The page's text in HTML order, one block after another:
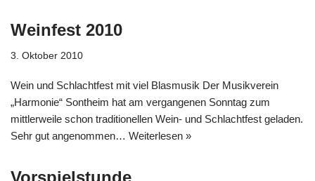
Weinfest 2010
3. Oktober 2010
Wein und Schlachtfest mit viel Blasmusik Der Musikverein
„Harmonie“ Sontheim hat am vergangenen Sonntag zum
mittlerweile schon traditionellen Wein- und Schlachtfest geladen.
Sehr gut angenommen… Weiterlesen »
Vorspielstunde